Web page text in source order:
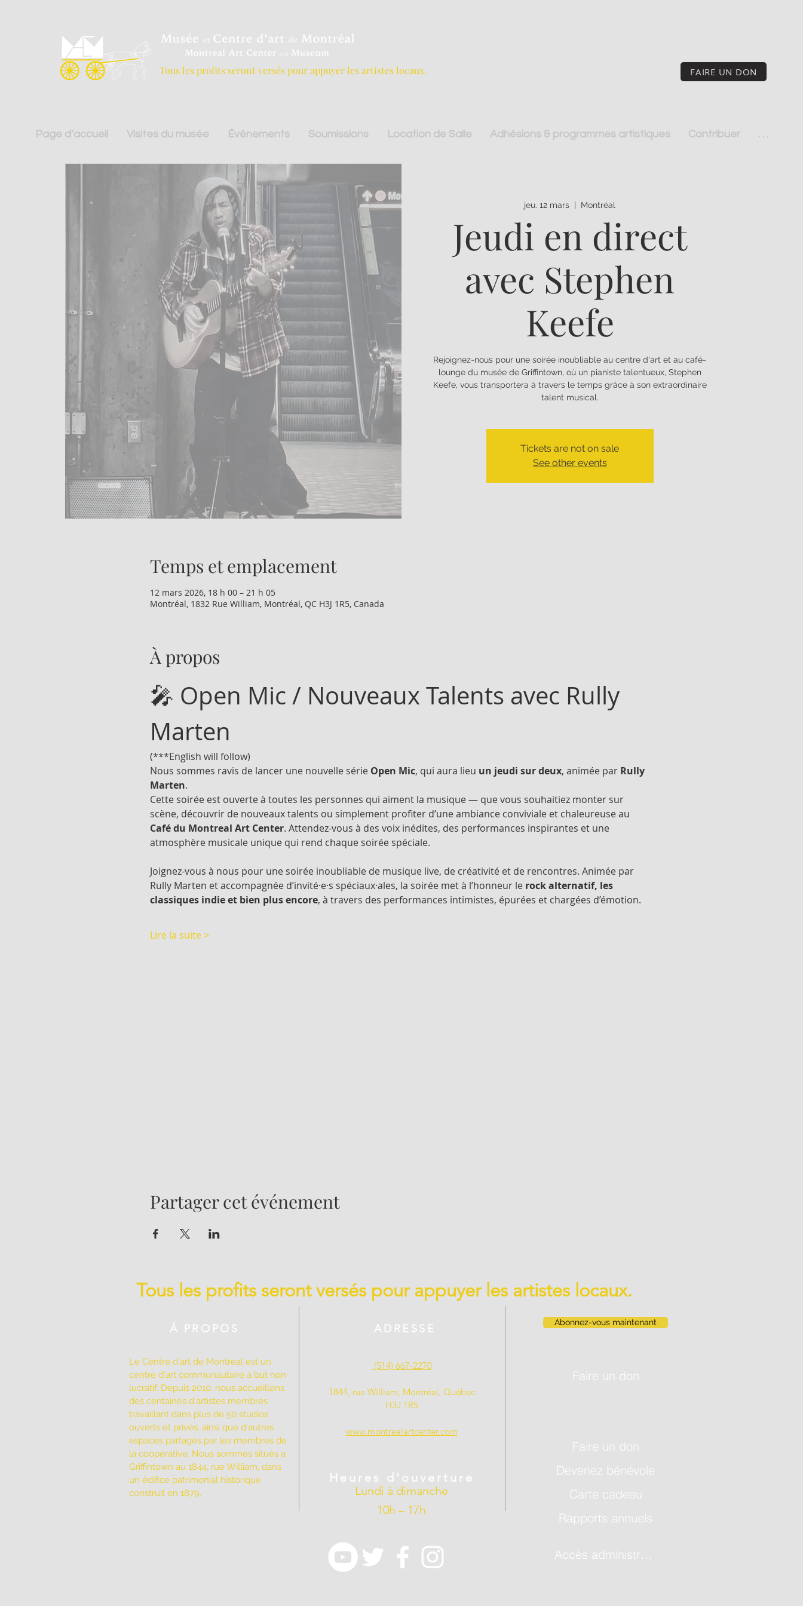
Tous les profits seront versés pour appuyer les artistes locaux. FAIRE UN DON
Page d’accueil Visites du musée Évènements Soumissions Location de Salle Adhésions & programmes artistiques Contribuer . . .
jeu. 12 mars Montréal
Jeudi en direct
avec Stephen
Keefe
Rejoignez-nous pour une soirée inoubliable au centre d'art et au café-
lounge du musée de Griffintown, où un pianiste talentueux, Stephen
Keefe, vous transportera à travers le temps grâce à son extraordinaire
talent musical.
Tickets are not on sale
See other events
Temps et emplacement
12 mars 2026, 18 h 00 – 21 h 05
Montréal, 1832 Rue William, Montréal, QC H3J 1R5, Canada
À propos
🎤 Open Mic / Nouveaux Talents avec Rully
Marten
(***English will follow)
Nous sommes ravis de lancer une nouvelle série Open Mic, qui aura lieu un jeudi sur deux, animée par Rully
Marten.
Cette soirée est ouverte à toutes les personnes qui aiment la musique — que vous souhaitiez monter sur
scène, découvrir de nouveaux talents ou simplement profiter d’une ambiance conviviale et chaleureuse au
Café du Montreal Art Center. Attendez-vous à des voix inédites, des performances inspirantes et une
atmosphère musicale unique qui rend chaque soirée spéciale.
Joignez-vous à nous pour une soirée inoubliable de musique live, de créativité et de rencontres. Animée par
Rully Marten et accompagnée d’invité·e·s spéciaux·ales, la soirée met à l’honneur le rock alternatif, les
classiques indie et bien plus encore, à travers des performances intimistes, épurées et chargées d’émotion.
Lire la suite >
Partager cet événement
Á PROPOS
Le Centre d'art de Montréal est un
centre d'art communautaire à but non
lucratif. Depuis 2010, nous accueillons
des centaines d'artistes membres
travaillant dans plus de 50 studios
ouverts et privés, ainsi que d'autres
espaces partagés par les membres de
la coopérative. Nous sommes situés à
Griffintown au 1844, rue William, dans
un édifice patrimonial historique
construit en 1879.
ADRESSE
(514) 667-2270
1844, rue William, Montréal, Québec
H3J 1R5
www.montrealartcenter.com
Abonnez-vous maintenant
Tous les profits seront versés pour appuyer les artistes locaux.
Devenez bénévole
Faire un don
Carte cadeau
Heures d'ouverture
Lundi à dimanche
10h – 17h
Rapports annuels
Faire un don